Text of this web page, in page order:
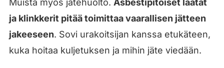
Muista myös jätehuolto. Asbestipitoiset laatat
ja klinkkerit pitää toimittaa vaarallisen jätteen
jakeeseen. Sovi urakoitsijan kanssa etukäteen,
kuka hoitaa kuljetuksen ja mihin jäte viedään.